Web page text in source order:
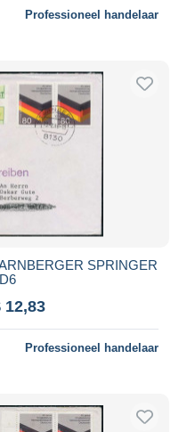
Professioneel handelaar
SPRINGER
12,83
Professioneel handelaar